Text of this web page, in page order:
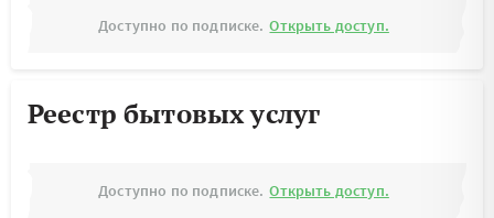
Доступно по подписке. Открыть доступ.
Реестр бытовых услуг
Доступно по подписке. Открыть доступ.